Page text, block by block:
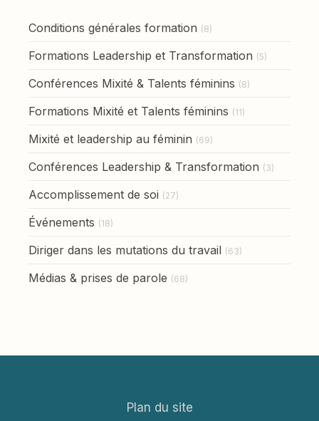
Conditions générales formation (8)
Formations Leadership et Transformation (5)
Conférences Mixité & Talents féminins (8)
Formations Mixité et Talents féminins (11)
Mixité et leadership au féminin (69)
Conférences Leadership & Transformation (3)
Accomplissement de soi (27)
Événements (18)
Diriger dans les mutations du travail (63)
Médias & prises de parole (68)
Plan du site